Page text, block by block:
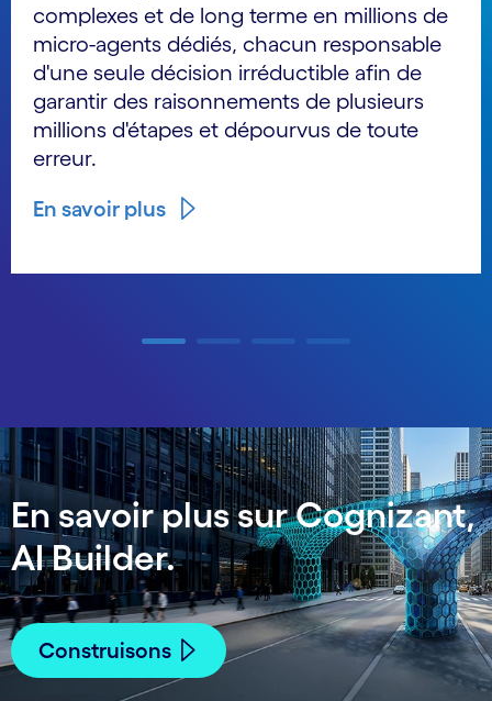
complexes et de long terme en millions de
micro-agents dédiés, chacun responsable
d'une seule décision irréductible afin de
garantir des raisonnements de plusieurs
millions d'étapes et dépourvus de toute
erreur.
En savoir plus
En savoir plus sur Cognizant,
AI Builder.
Construisons